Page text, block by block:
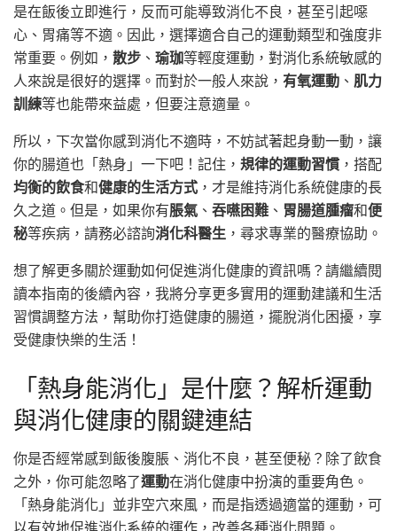
是在飯後立即進行，反而可能導致消化不良，甚至引起噁
心、胃痛等不適。因此，選擇適合自己的運動類型和強度非
常重要。例如， 散步 、 瑜珈等輕度運動，對消化系統敏感的
人來說是很好的選擇。而對於一般人來說， 有氧運動 、 肌力
訓練等也能帶來益處，但要注意適量。
所以，下次當你感到消化不適時，不妨試著起身動一動，讓
你的腸道也「熱身」一下吧！記住， 規律的運動習慣 ，搭配
均衡的飲食和健康的生活方式 ，才是維持消化系統健康的長
久之道。但是，如果你有脹氣 、 吞嚥困難 、 胃腸道腫瘤和便
秘等疾病，請務必諮詢消化科醫生 ，尋求專業的醫療協助。
想了解更多關於運動如何促進消化健康的資訊嗎？請繼續閱
讀本指南的後續內容，我將分享更多實用的運動建議和生活
習慣調整方法，幫助你打造健康的腸道，擺脫消化困擾，享
受健康快樂的生活！
「熱身能消化」是什麼？解析運動
與消化健康的關鍵連結
你是否經常感到飯後腹脹、消化不良，甚至便秘？除了飲食
之外，你可能忽略了運動在消化健康中扮演的重要角色。
「熱身能消化」並非空穴來風，而是指透過適當的運動，可